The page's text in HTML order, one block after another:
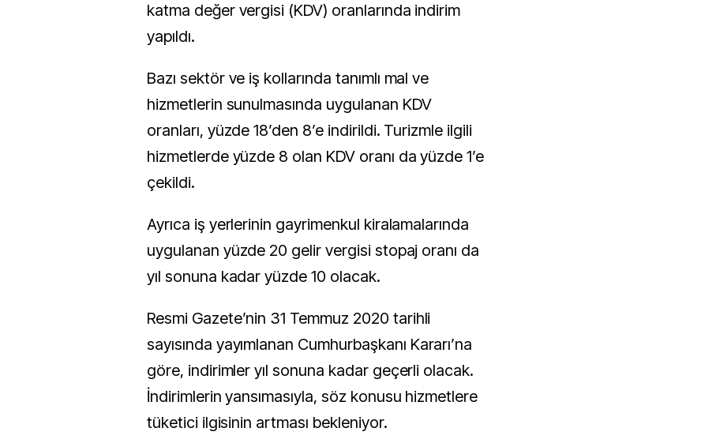
katma değer vergisi (KDV) oranlarında indirim
yapıldı.
Bazı sektör ve iş kollarında tanımlı mal ve
hizmetlerin sunulmasında uygulanan KDV
oranları, yüzde 18’den 8’e indirildi. Turizmle ilgili
hizmetlerde yüzde 8 olan KDV oranı da yüzde 1’e
çekildi.
Ayrıca iş yerlerinin gayrimenkul kiralamalarında
uygulanan yüzde 20 gelir vergisi stopaj oranı da
yıl sonuna kadar yüzde 10 olacak.
Resmi Gazete’nin 31 Temmuz 2020 tarihli
sayısında yayımlanan Cumhurbaşkanı Kararı’na
göre, indirimler yıl sonuna kadar geçerli olacak.
İndirimlerin yansımasıyla, söz konusu hizmetlere
tüketici ilgisinin artması bekleniyor.